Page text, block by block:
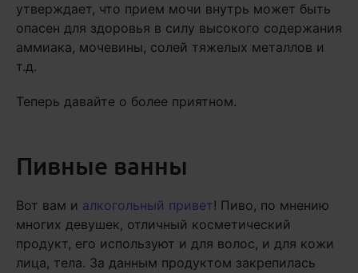
утверждает, что прием мочи внутрь может быть
опасен для здоровья в силу высокого содержания
аммиака, мочевины, солей тяжелых металлов и
т.д.
Теперь давайте о более приятном.
Пивные ванны
Вот вам и алкогольный привет! Пиво, по мнению
многих девушек, отличный косметический
продукт, его используют и для волос, и для кожи
лица, тела. За данным продуктом закрепилась